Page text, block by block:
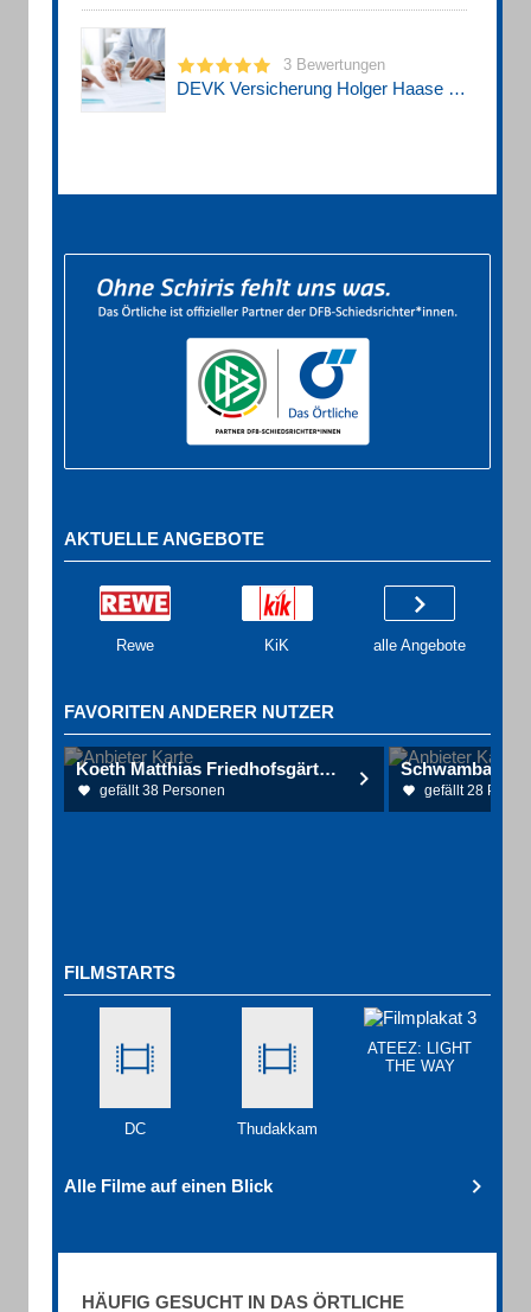
3 Bewertungen
DEVK Versicherung Holger Haase e.K.
AKTUELLE ANGEBOTE
Rewe KiK alle Angebote
FAVORITEN ANDERER NUTZER
Koeth Matthias Friedhofsgärtnerei
gefällt 38 Personen gefällt 28
FILMSTARTS
DC Thudakkam
ATEEZ: LIGHT
THE WAY
Alle Filme auf einen Blick
HÄUFIG GESUCHT IN DAS ÖRTLICHE